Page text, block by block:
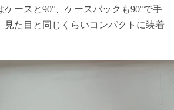
ケースと90°、ケースバックも90°で手
見た目と同じくらいコンパクトに装着